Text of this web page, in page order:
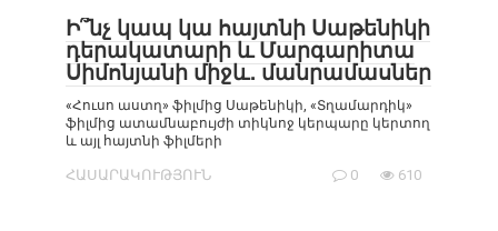
Ի՞նչ կապ կա հայտնի Սաթենիկի
դերակատարի և Մարգարիտա
Սիմոնյանի միջև․ մանրամասներ
«Հուսո աստղ» ֆիլմից Սաթենիկի, «Տղամարդիկ»
ֆիլմից ատամնաբույժի տիկնոջ կերպարը կերտող
և այլ հայտնի ֆիլմերի
ՀԱՍԱՐԱԿՈՒԹՅՈՒՆ 0 610